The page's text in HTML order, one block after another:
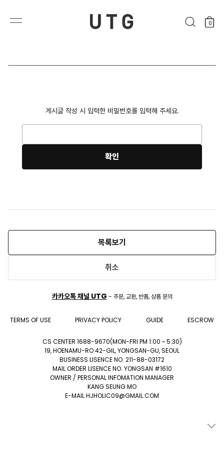
0
게시글 작성 시 입력한 비밀번호를 입력해 주세요.
확인
목록보기
취소
카카오톡 채널 UTG - 주문, 교환, 반품, 상품 문의
TERMS OF USE PRIVACY POLICY GUIDE ESCROW
CS CENTER 1688-9670(MON-FRI PM 1:00 ~ 5:30)
19, HOENAMU-RO 42-GIL, YONGSAN-GU, SEOUL
BUSINESS LISENCE NO. 211-88-03172
MAIL ORDER LISENCE NO. YONGSAN #1610
OWNER / PERSONAL INFOMATION MANAGER
KANG SEUNG MO
E-MAIL HJHOLIC09@GMAIL.COM